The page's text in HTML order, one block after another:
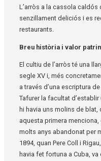
L’arròs a la cassola
senzillament deliciós i es
restaurants.
Breu història i valor
El cultiu de l’arròs té una
segle XV i, més
a través d’una escriptura
Tafurer la facultat
hi havia uns molins de blat,
aquesta primera
molts anys abandonat per
1894, quan Pere Coll i
havia fet fortuna a Cuba,